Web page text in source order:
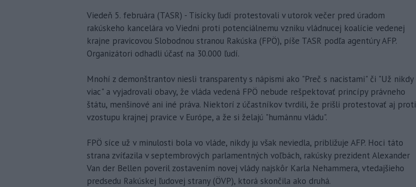
Viedeň 5. februára (TASR) - Tisícky ľudí protestovali v utorok večer pred úradom
rakúskeho kancelára vo Viedni proti potenciálnemu vzniku vládnucej koalície vedenej
krajne pravicovou Slobodnou stranou Rakúska (FPÖ), píše TASR podľa agentúry AFP.
Organizátori odhadli účasť na 30.000 ľudí.
Mnohí z demonštrantov niesli transparenty s nápismi ako "Preč s nacistami" či "Už nikdy
viac" a vyjadrovali obavy, že vláda vedená FPÖ nebude rešpektovať princípy právneho
štátu, menšinové ani iné práva. Niektorí z účastníkov tvrdili, že prišli protestovať aj proti
vzostupu krajnej pravice v Európe, a že si želajú "humánnu vládu".
FPÖ síce už v minulosti bola vo vláde, nikdy ju však neviedla, približuje AFP. Hoci táto
strana zvíťazila v septembrových parlamentných voľbách, rakúsky prezident Alexander
Van der Bellen poveril zostavením novej vlády najskôr Karla Nehammera, vtedajšieho
predsedu Rakúskej ľudovej strany (ÖVP), ktorá skončila ako druhá.